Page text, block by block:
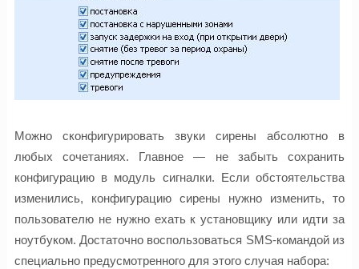
Можно сконфигурировать звуки сирены абсолютно в
любых сочетаниях. Главное — не забыть сохранить
конфигурацию в модуль сигналки. Если обстоятельства
изменились, конфигурацию сирены нужно изменить, то
пользователю не нужно ехать к установщику или идти за
ноутбуком. Достаточно воспользоваться SMS-командой из
специально предусмотренного для этого случая набора: